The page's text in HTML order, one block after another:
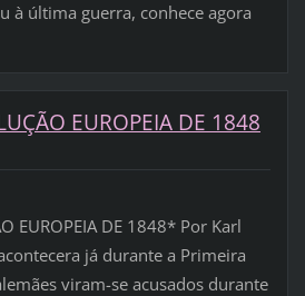
à última guerra, conhece agora
EUROPEIA DE 1848
EUROPEIA DE 1848* Por Karl
já durante a Primeira
viram-se acusados durante